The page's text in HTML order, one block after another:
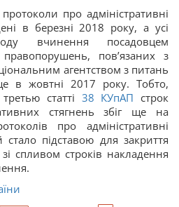
про адміністративні
в березні 2018 року, а усі
вчинення посадовцем
пов’язаних з
агентством з питань
в жовтні 2017 року. Тобто,
статті 38 КУпАП строк
стягнень збіг ще на
про адміністративні
підставою для закриття
спливом строків накладення